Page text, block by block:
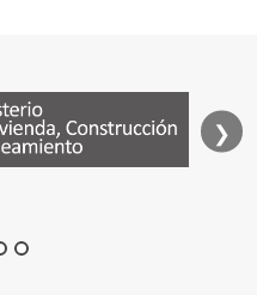
❯